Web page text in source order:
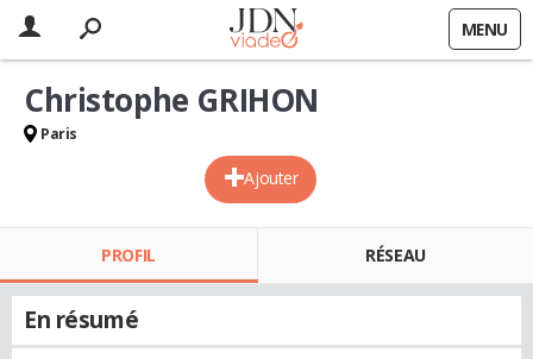
MENU
Ajouter
Christophe GRIHON
Paris
PROFIL RÉSEAU
En résumé